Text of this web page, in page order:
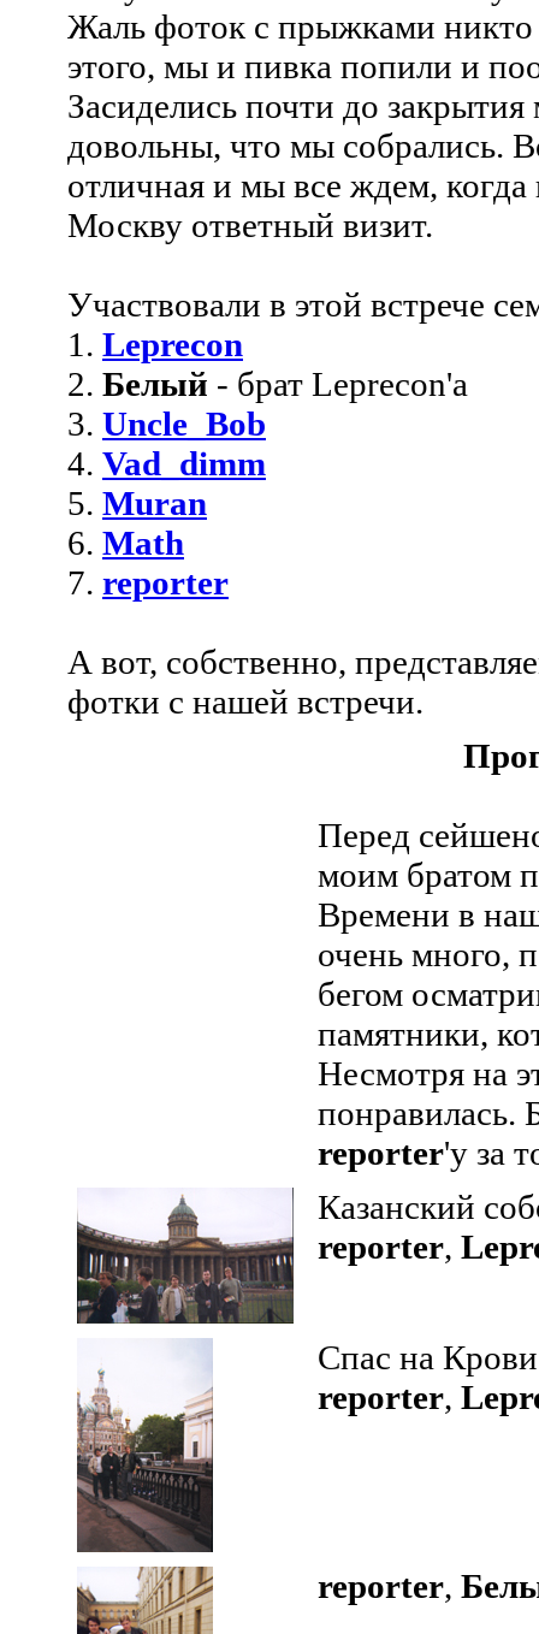
Жаль фоток с прыжками никто
этого, мы и пивка попили и
Засиделись почти до
довольны, что мы собрались.
отличная и мы все ждем,
Москву ответный визит.
Участвовали в этой встрече
1. Leprecon
2. Белый - брат Leprecon'a
3. Uncle_Bob
4. Vad_dimm
5. Muran
6. Math
7. reporter
А вот, собственно,
фотки с нашей встречи.
Перед
моим братом
Времени в
очень много,
бегом
памятники,
Несмотря на
понравилась.
reporter'у за
Казанский
reporter,
Спас на Крови
reporter,
reporter,